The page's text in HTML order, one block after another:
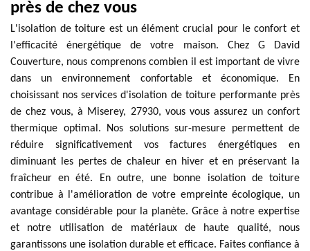
près de chez vous
L'isolation de toiture est un élément crucial pour le confort et
l'efficacité énergétique de votre maison. Chez G David
Couverture, nous comprenons combien il est important de vivre
dans un environnement confortable et économique. En
choisissant nos services d'isolation de toiture performante près
de chez vous, à Miserey, 27930, vous vous assurez un confort
thermique optimal. Nos solutions sur-mesure permettent de
réduire significativement vos factures énergétiques en
diminuant les pertes de chaleur en hiver et en préservant la
fraîcheur en été. En outre, une bonne isolation de toiture
contribue à l'amélioration de votre empreinte écologique, un
avantage considérable pour la planète. Grâce à notre expertise
et notre utilisation de matériaux de haute qualité, nous
garantissons une isolation durable et efficace. Faites confiance à